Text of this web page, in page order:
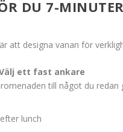
DU 7-
att designa vanan för
ett fast ankare
till något du redan
lunch